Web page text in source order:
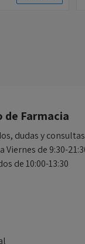
de Farmacia
dudas y consultas
Viernes de 9:30-
de 10:00-13:30